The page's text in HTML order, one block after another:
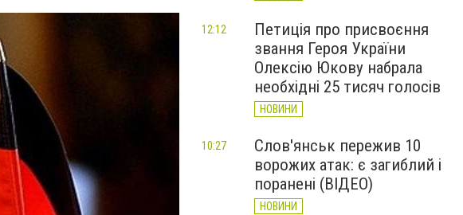
Петиція про присвоєння
звання Героя України
Олексію Юкову набрала
необхідні 25 тисяч голосів
НОВИНИ
12:12
Слов'янськ пережив 10
ворожих атак: є загиблий і
поранені (ВІДЕО)
НОВИНИ
10:27